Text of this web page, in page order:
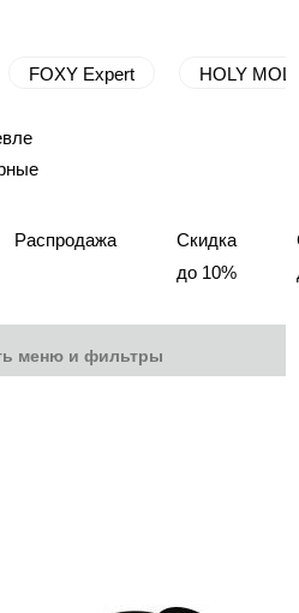
FOXY Expert HOLY
Распродажа
Скидка
до 10%
меню и фильтры